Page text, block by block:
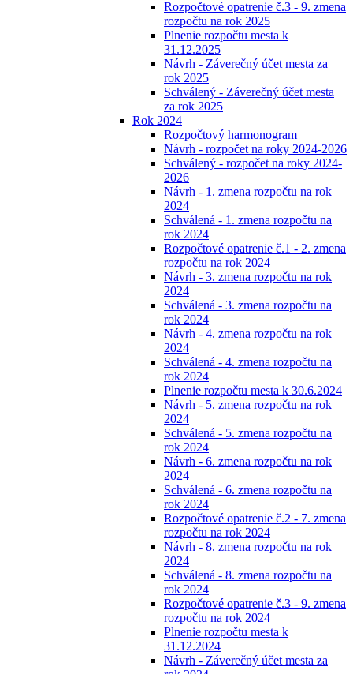
Rozpočtové opatrenie č.3 - 9. zmena
rozpočtu na rok 2025
Plnenie rozpočtu mesta k
31.12.2025
Návrh - Záverečný účet mesta za
rok 2025
Schválený - Záverečný účet mesta
za rok 2025
Rok 2024
Rozpočtový harmonogram
Návrh - rozpočet na roky 2024-2026
Schválený - rozpočet na roky 2024-
2026
Návrh - 1. zmena rozpočtu na rok
2024
Schválená - 1. zmena rozpočtu na
rok 2024
Rozpočtové opatrenie č.1 - 2. zmena
rozpočtu na rok 2024
Návrh - 3. zmena rozpočtu na rok
2024
Schválená - 3. zmena rozpočtu na
rok 2024
Návrh - 4. zmena rozpočtu na rok
2024
Schválená - 4. zmena rozpočtu na
rok 2024
Plnenie rozpočtu mesta k 30.6.2024
Návrh - 5. zmena rozpočtu na rok
2024
Schválená - 5. zmena rozpočtu na
rok 2024
Návrh - 6. zmena rozpočtu na rok
2024
Schválená - 6. zmena rozpočtu na
rok 2024
Rozpočtové opatrenie č.2 - 7. zmena
rozpočtu na rok 2024
Návrh - 8. zmena rozpočtu na rok
2024
Schválená - 8. zmena rozpočtu na
rok 2024
Rozpočtové opatrenie č.3 - 9. zmena
rozpočtu na rok 2024
Plnenie rozpočtu mesta k
31.12.2024
Návrh - Záverečný účet mesta za